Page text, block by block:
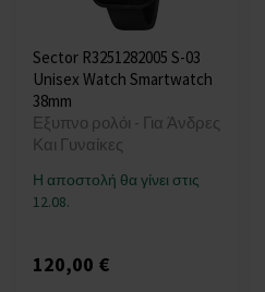
Sector R3251282005 S-03
Unisex Watch Smartwatch
38mm
Εξυπνο ρολόι - Για Άνδρες
Και Γυναίκες
Η αποστολή θα γίνει στις
12.08.
120,00 €